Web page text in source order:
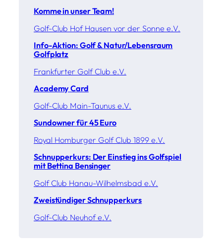
Komme in unser Team!
Golf-Club Hof Hausen vor der Sonne e.V.
Info-Aktion: Golf & Natur/Lebensraum
Golfplatz
Frankfurter Golf Club e.V.
Academy Card
Golf-Club Main-Taunus e.V.
Sundowner für 45 Euro
Royal Homburger Golf Club 1899 e.V.
Schnupperkurs: Der Einstieg ins Golfspiel
mit Bettina Bensinger
Golf Club Hanau-Wilhelmsbad e.V.
Zweistündiger Schnupperkurs
Golf-Club Neuhof e.V.